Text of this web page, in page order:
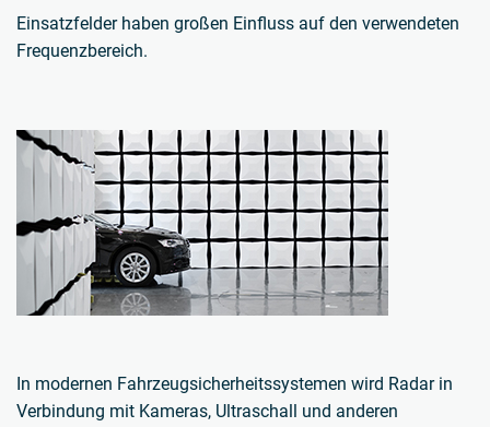
Einsatzfelder haben großen Einfluss auf den verwendeten
Frequenzbereich.
In modernen Fahrzeugsicherheitssystemen wird Radar in
Verbindung mit Kameras, Ultraschall und anderen